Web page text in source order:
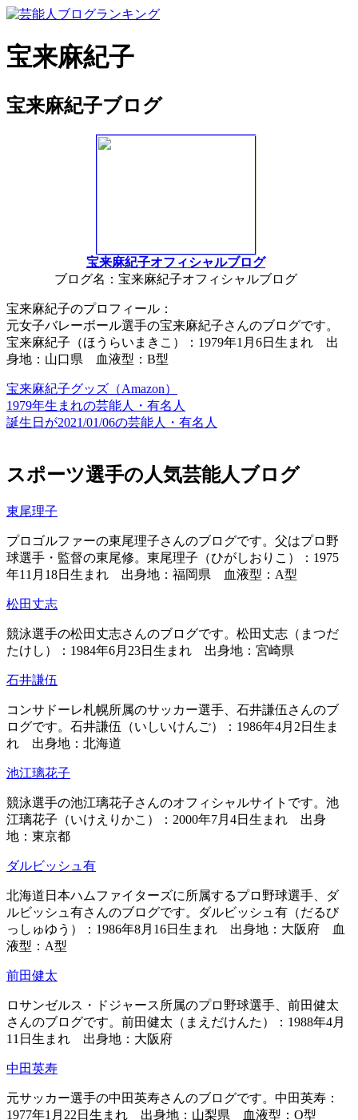
宝来麻紀子
宝来麻紀子ブログ
宝来麻紀子オフィシャルブログ
ブログ名：宝来麻紀子オフィシャルブログ
宝来麻紀子のプロフィール：
元女子バレーボール選手の宝来麻紀子さんのブログです。
宝来麻紀子（ほうらいまきこ）：1979年1月6日生まれ 出
身地：山口県 血液型：B型
宝来麻紀子グッズ（Amazon）
1979年生まれの芸能人・有名人
誕生日が2021/01/06の芸能人・有名人
スポーツ選手の人気芸能人ブログ
東尾理子
プロゴルファーの東尾理子さんのブログです。父はプロ野
球選手・監督の東尾修。東尾理子（ひがしおりこ）：1975
年11月18日生まれ 出身地：福岡県 血液型：A型
松田丈志
競泳選手の松田丈志さんのブログです。松田丈志（まつだ
たけし）：1984年6月23日生まれ 出身地：宮崎県
石井謙伍
コンサドーレ札幌所属のサッカー選手、石井謙伍さんのブ
ログです。石井謙伍（いしいけんご）：1986年4月2日生ま
れ 出身地：北海道
池江璃花子
競泳選手の池江璃花子さんのオフィシャルサイトです。池
江璃花子（いけえりかこ）：2000年7月4日生まれ 出身
地：東京都
ダルビッシュ有
北海道日本ハムファイターズに所属するプロ野球選手、ダ
ルビッシュ有さんのブログです。ダルビッシュ有（だるび
っしゅゆう）：1986年8月16日生まれ 出身地：大阪府 血
液型：A型
前田健太
ロサンゼルス・ドジャース所属のプロ野球選手、前田健太
さんのブログです。前田健太（まえだけんた）：1988年4月
11日生まれ 出身地：大阪府
中田英寿
元サッカー選手の中田英寿さんのブログです。中田英寿：
1977年1月22日生まれ 出身地：山梨県 血液型：O型